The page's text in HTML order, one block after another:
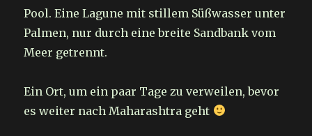
Pool. Eine Lagune mit stillem Süßwasser unter
Palmen, nur durch eine breite Sandbank vom
Meer getrennt.
Ein Ort, um ein paar Tage zu verweilen, bevor
es weiter nach Maharashtra geht